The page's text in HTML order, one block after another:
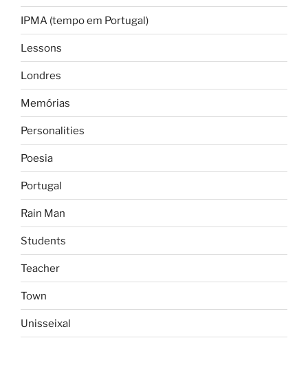
IPMA (tempo em Portugal)
Lessons
Londres
Memórias
Personalities
Poesia
Portugal
Rain Man
Students
Teacher
Town
Unisseixal